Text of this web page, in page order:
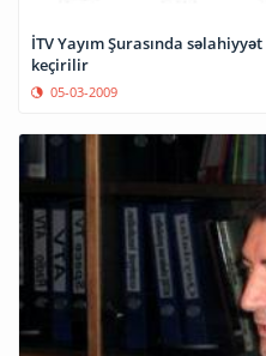
İTV Yayım Şurasında
keçirilir
05-03-2009